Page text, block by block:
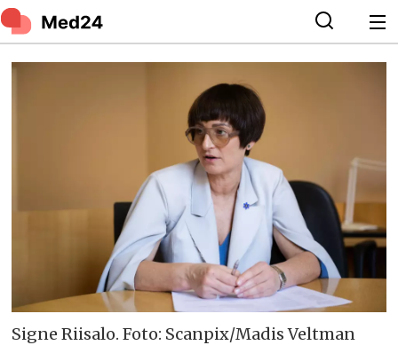
Signe Riisalo. Foto: Scanpix/Madis Veltman